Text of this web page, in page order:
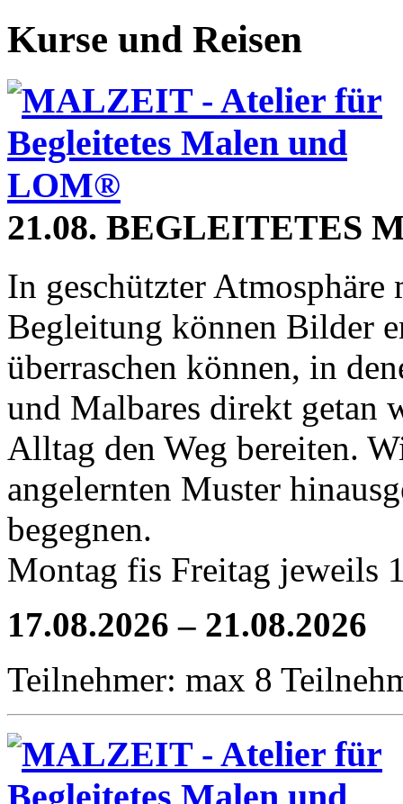
Kurse und Reisen
21.08. BEGLEITETES
In geschützter Atmosphäre
Begleitung können Bilder
überraschen können, in
und Malbares direkt getan
Alltag den Weg bereiten.
angelernten Muster
begegnen.
Montag fis Freitag jeweils
17.08.2026 – 21.08.2026
Teilnehmer: max 8